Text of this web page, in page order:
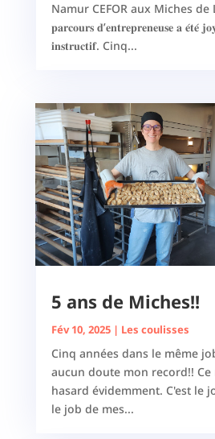
Namur CEFOR aux Miches
𝐩𝐚𝐫𝐜𝐨𝐮𝐫𝐬 𝐝’𝐞𝐧𝐭𝐫𝐞𝐩𝐫𝐞𝐧𝐞𝐮𝐬𝐞 𝐚 𝐞́𝐭𝐞́
𝐢𝐧𝐬𝐭𝐫𝐮𝐜𝐭𝐢𝐟. Cinq...
5 ans de Miches!!
Fév 10, 2025| Les coulisses
Cinq années dans le même
aucun doute mon record!! Ce
hasard évidemment. C'est le
le job de mes...